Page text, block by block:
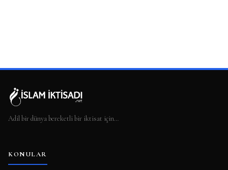
Adil bir dünya bereketli bir iktisat için…
KONULAR